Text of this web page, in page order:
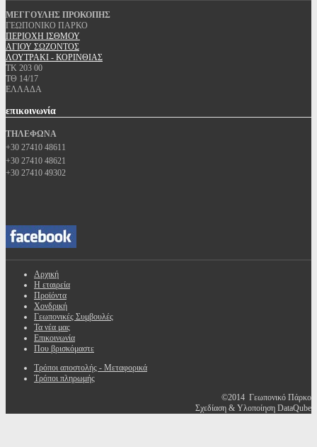
ΜΕΓΓΟΥΛΗΣ ΠΡΟΚΟΠΗΣ
ΓΕΩΠΟΝΙΚΟ ΠΑΡΚΟ
ΠΕΡΙΟΧΗ ΙΣΘΜΟΥ
ΑΓΙΟΥ ΣΩΖΟΝΤΟΣ
ΛΟΥΤΡΑΚΙ - ΚΟΡΙΝΘΙΑΣ
ΤΚ 203 00
ΤΘ 14/17
ΕΛΛΑΔΑ
επικοινωνία
ΤΗΛΕΦΩΝΑ
+30 27410 48611
+30 27410 48621
+30 27410 49302
Αρχική
Η εταιρεία
Προϊόντα
Χονδρική
Γεωπονικές Συμβουλές
Τα νέα μας
Επικοινωνία
Που βρισκόμαστε
Τρόποι αποστολής - Μεταφορικά
Τρόποι πληρωμής
©2014 Γεωπονικό Πάρκο
Σχεδίαση & Υλοποίηση DataQube